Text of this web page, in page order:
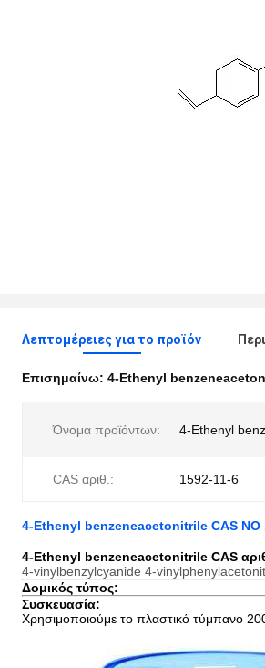
Λεπτομέρειες για το προϊόν
Επισημαίνω: 4-Ethenyl
Όνομα προϊόντων: 4-Ethenyl
CAS αριθ.: 1592-11-6
4-Ethenyl benzeneacetonitrile CAS ΝΟ
4-Ethenyl benzeneacetonitrile CAS
4-vinylbenzylcyanide 4-
Δομικός τύπος:
Συσκευασία:
Χρησιμοποιούμε το πλαστικό τύμπανο